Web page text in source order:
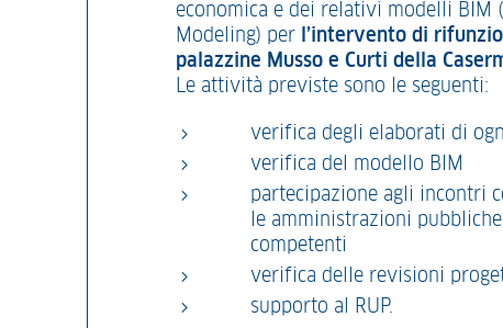
economica e dei relativi modelli BIM
Modeling) per
l’intervento di
palazzine Musso e Curti della
Le attività previste sono le seguenti:
verifica degli elaborati di
verifica del modello BIM
partecipazione agli incontri
le amministrazioni
competenti
verifica delle revisioni
supporto al RUP.